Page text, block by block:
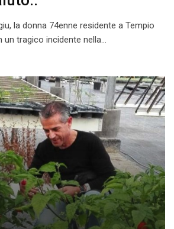
la donna 74enne residente a Tempio
un tragico incidente nella…